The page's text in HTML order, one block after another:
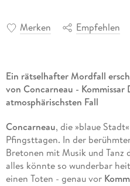
Merken Empfehlen
Ein rätselhafter Mordfall
von Concarneau -
atmosphärischsten Fall
Concarneau, die »blaue
Pfingsttagen. In der
Bretonen mit Musik und Tanz
alles könnte so wunderbar
einen Toten - genau vor